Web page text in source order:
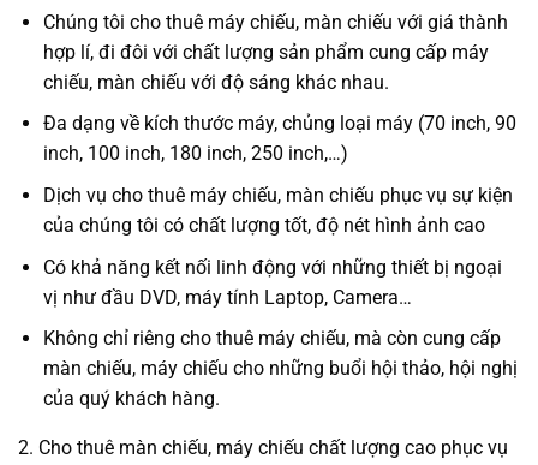
Chúng tôi cho thuê máy chiếu, màn chiếu với giá thành
hợp lí, đi đôi với chất lượng sản phẩm cung cấp máy
chiếu, màn chiếu với độ sáng khác nhau.
Đa dạng về kích thước máy, chủng loại máy (70 inch, 90
inch, 100 inch, 180 inch, 250 inch,…)
Dịch vụ cho thuê máy chiếu, màn chiếu phục vụ sự kiện
của chúng tôi có chất lượng tốt, độ nét hình ảnh cao
Có khả năng kết nối linh động với những thiết bị ngoại
vị như đầu DVD, máy tính Laptop, Camera…
Không chỉ riêng cho thuê máy chiếu, mà còn cung cấp
màn chiếu, máy chiếu cho những buổi hội thảo, hội nghị
của quý khách hàng.
2. Cho thuê màn chiếu, máy chiếu chất lượng cao phục vụ